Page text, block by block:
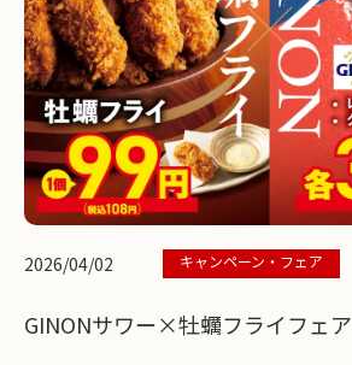
2026/04/02 キャンペーン・フェア
GINONサワー×牡蠣フライフェア